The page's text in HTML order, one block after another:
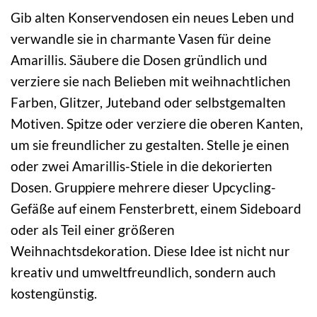
Gib alten Konservendosen ein neues Leben und
verwandle sie in charmante Vasen für deine
Amarillis. Säubere die Dosen gründlich und
verziere sie nach Belieben mit weihnachtlichen
Farben, Glitzer, Juteband oder selbstgemalten
Motiven. Spitze oder verziere die oberen Kanten,
um sie freundlicher zu gestalten. Stelle je einen
oder zwei Amarillis-Stiele in die dekorierten
Dosen. Gruppiere mehrere dieser Upcycling-
Gefäße auf einem Fensterbrett, einem Sideboard
oder als Teil einer größeren
Weihnachtsdekoration. Diese Idee ist nicht nur
kreativ und umweltfreundlich, sondern auch
kostengünstig.